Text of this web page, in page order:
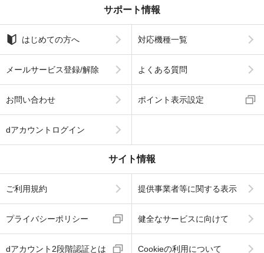
サポート情報
はじめての方へ 対応機種一覧
メールサービス登録/解除 よくある質問
お問い合わせ ポイント表示設定
dアカウントログイン
サイト情報
ご利用規約 提供事業者等に関する表示
プライバシーポリシー 健全なサービスに向けて
dアカウント2段階認証とは Cookieの利用について